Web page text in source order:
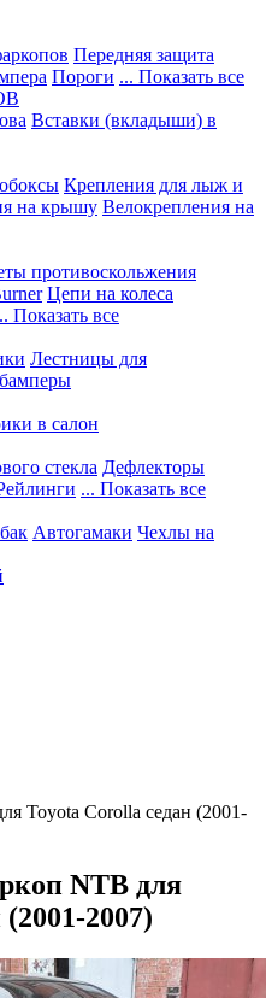
Передняя защита
Пороги ... Показать все
Вставки (вкладыши) в
Крепления для лыж и
на крышу Велокрепления на
противоскольжения
Цепи на колеса
Показать все
Лестницы для
в салон
стекла Дефлекторы
... Показать все
Автогамаки Чехлы на
Toyota Corolla седан (2001-
NTB для
2007)